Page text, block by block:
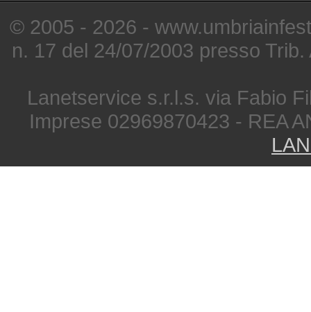
© 2005 - 2026 -
n. 17 del 24/07/2003 presso
Lanetservice s.r.l.s. via Fabio
Imprese 02969870423 - REA